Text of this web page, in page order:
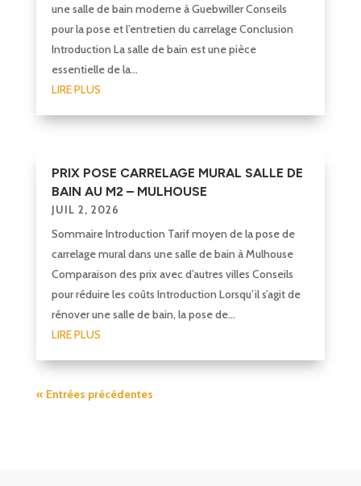
une salle de bain moderne à Guebwiller Conseils
pour la pose et l’entretien du carrelage Conclusion
Introduction La salle de bain est une pièce
essentielle de la...
LIRE PLUS
PRIX POSE CARRELAGE MURAL SALLE DE
BAIN AU M2 – MULHOUSE
JUIL 2, 2026
Sommaire Introduction Tarif moyen de la pose de
carrelage mural dans une salle de bain à Mulhouse
Comparaison des prix avec d’autres villes Conseils
pour réduire les coûts Introduction Lorsqu’il s’agit de
rénover une salle de bain, la pose de...
LIRE PLUS
« Entrées précédentes